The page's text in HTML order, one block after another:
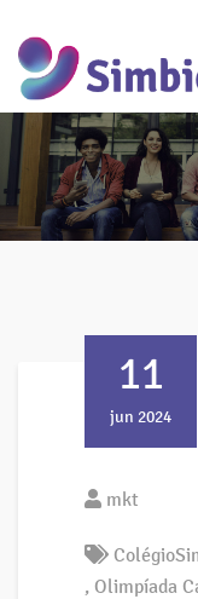
11
jun 2024
mkt
Olimpíada